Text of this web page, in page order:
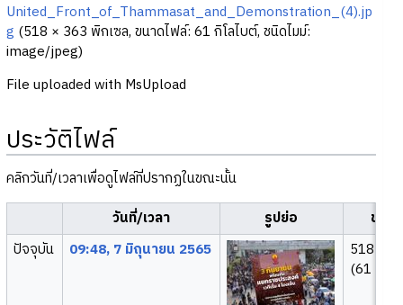
United_Front_of_Thammasat_and_Demonstration_(4).jp
g (518 × 363 พิกเซล, ขนาดไฟล์: 61 กิโลไบต์, ชนิดไมม์:
image/jpeg)
File uploaded with MsUpload
ประวัติไฟล์
คลิกวันที่/เวลาเพื่อดูไฟล์ที่ปรากฏในขณะนั้น
วันที่/เวลา
รูปย่อ
ขนาด
ปัจจุบัน
09:48, 7 มิถุนายน 2565
518 ×
(61 กิโล